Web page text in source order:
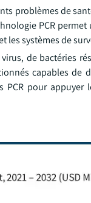
problèmes de
PCR
les systèmes de
de bactéries
capables de
pour appuyer